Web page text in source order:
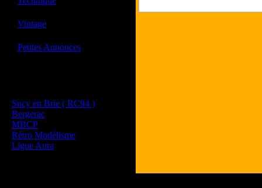
Vintage
Petites Annonces
Sucy en Brie ( RC94 )
Bergerac
MBCP
Rétro Modélisme
Ligue Aura